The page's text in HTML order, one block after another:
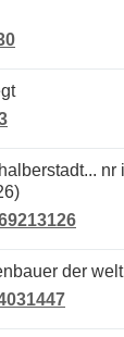
der welt